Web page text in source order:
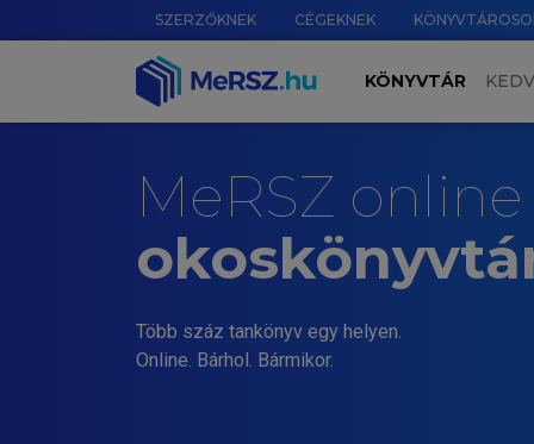
SZERZŐKNEK CÉGEKNEK
KÖNYVTÁR
MeRSZ online
Több száz tankönyv egy helyen.
Online. Bárhol. Bármikor.